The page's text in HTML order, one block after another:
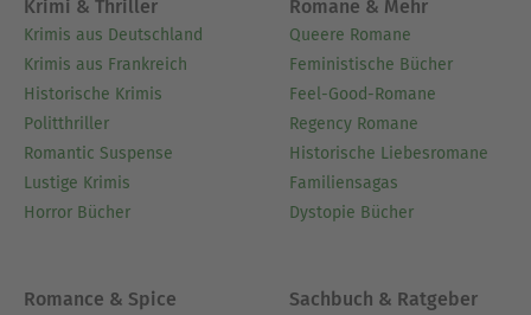
(vergriffen)
Die Wandlungsphasen in der Traditionellen
Chinesischen Medizin, Band 1-5 1992-2004, Müller
& Steinicke, München (Autorenteam mit U.
Lorenzen), ISBN-13: 978-3875691184, 978-
3875691160, 978-3875691122,978-3875692037, 978-
3875691115
Stresskrankheiten: Vorbeugen und behandeln mit
Krimi & Thriller
Krimis aus Deutschland
Krimis aus Frankreich
Historische Krimis
Politthriller
Romantic Suspense
Lustige Krimis
Horror Bücher
Romane & Mehr
Queere Romane
Feministische Bücher
Feel-Good-Romane
Regency Romane
Historische Liebesromane
Familiensagas
Dystopie Bücher
Romance & Spice Sachbuch & Ratgeber